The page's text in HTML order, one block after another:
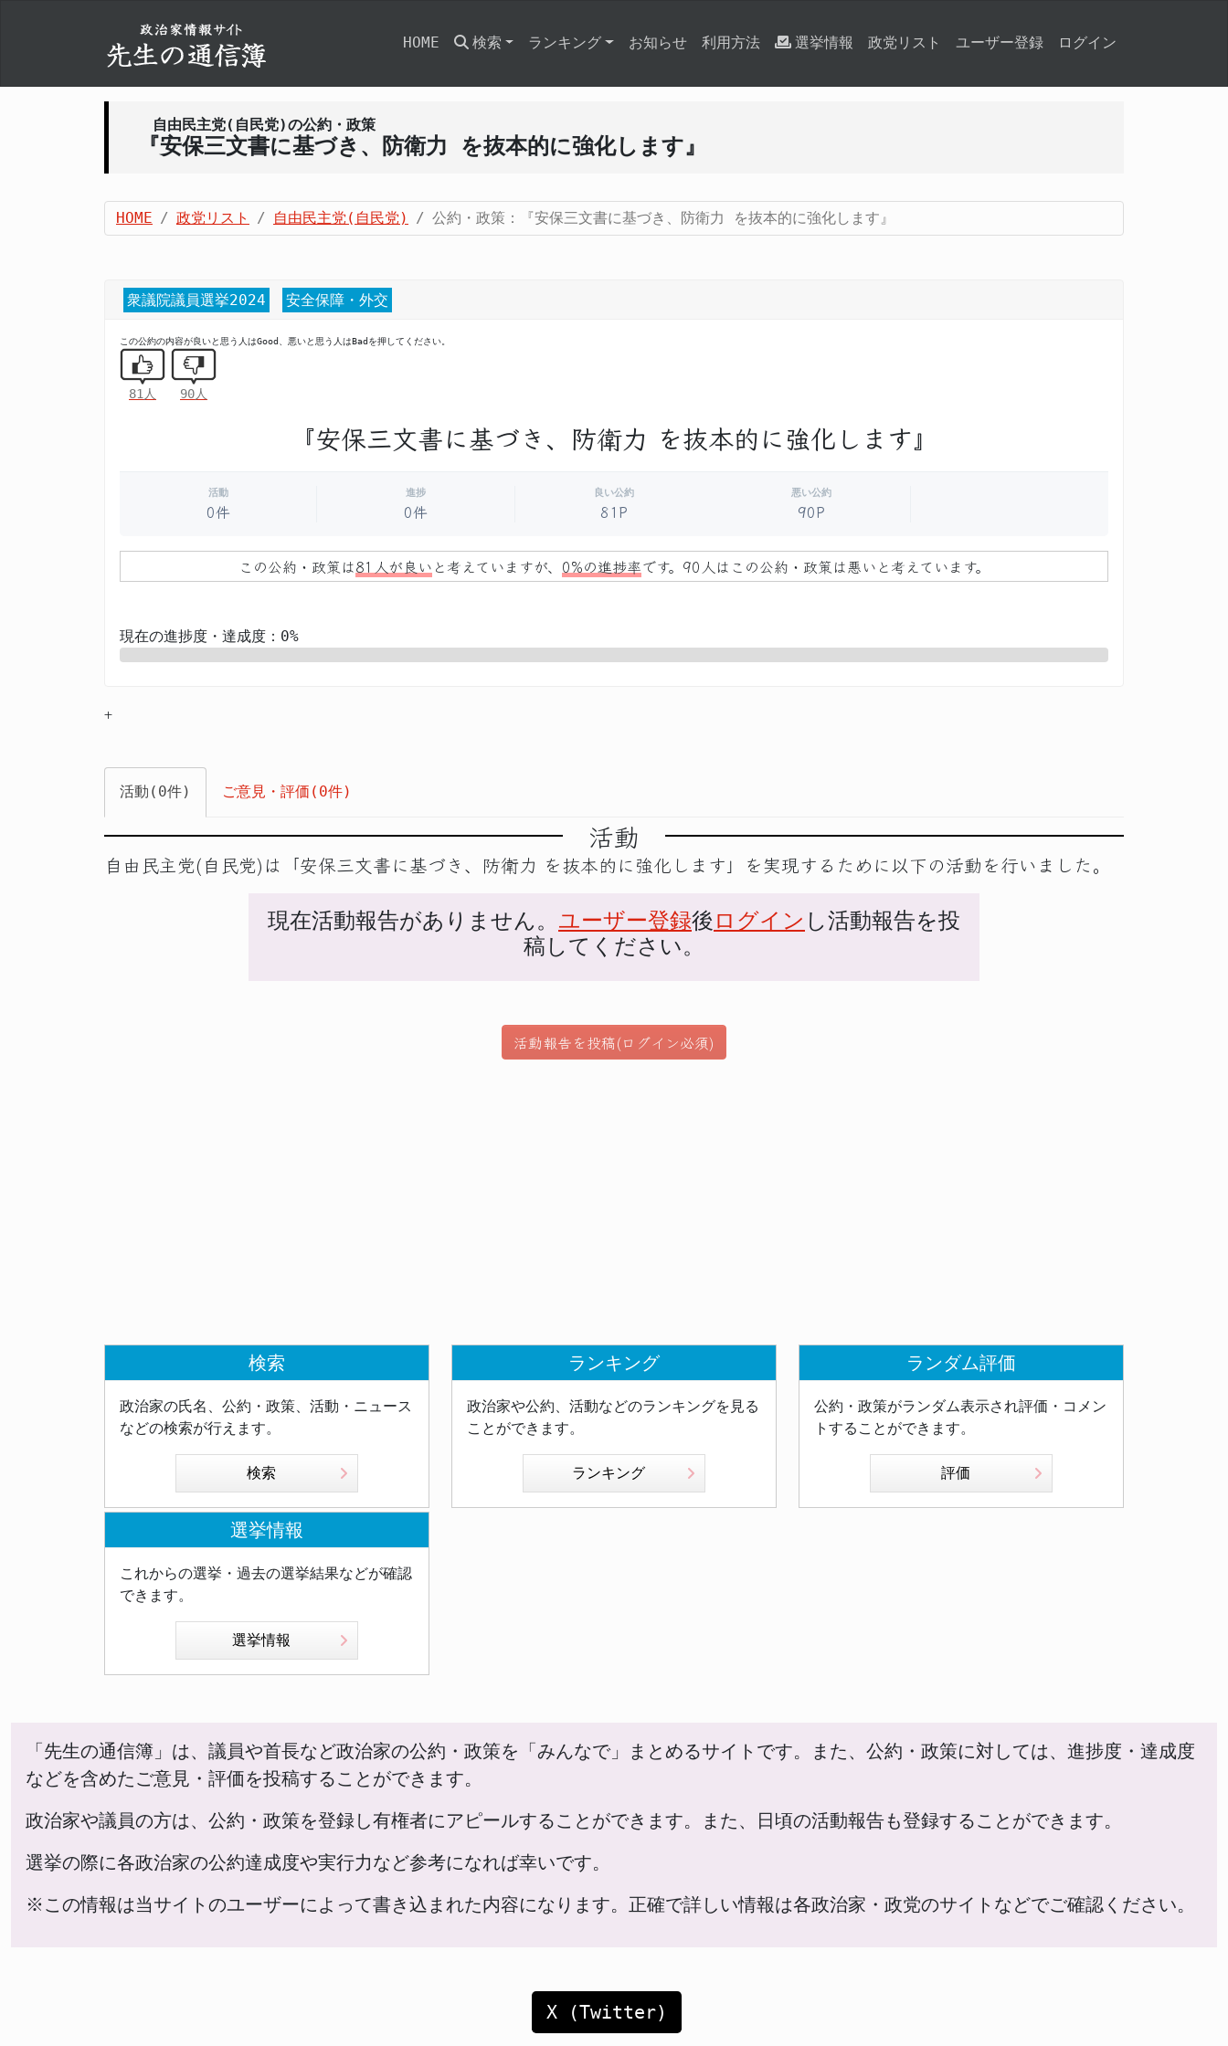
HOME 検索 ランキング お知らせ 利用方法 選挙情報 政党リスト ユーザー登録 ログイン
自由民主党(自民党)の公約・政策
『安保三文書に基づき、防衛力 を抜本的に強化します』
HOME 政党リスト 自由民主党(自民党) 公約・政策：『安保三文書に基づき、防衛力 を抜本的に強化します』
衆議院議員選挙2024 安全保障・外交
この公約の内容が良いと思う人はGood、悪いと思う人はBadを押してください。
81人 90人
『安保三文書に基づき、防衛力 を抜本的に強化します』
活動
0件
進捗
0件
良い公約
81P
悪い公約
90P
この公約・政策は81人が良い と考えていますが、 0%の進捗率です。90人はこの公約・政策は悪いと考えています。
現在の進捗度・達成度：0%
+
活動(0件) ご意見・評価(0件)
活動
自由民主党(自民党)は「安保三文書に基づき、防衛力 を抜本的に強化します」を実現するために以下の活動を行いました。
現在活動報告がありません。 ユーザー登録後 ログイン し活動報告を投
稿してください。
活動報告を投稿(ログイン必須)
検索
政治家の氏名、公約・政策、活動・ニュース
などの検索が行えます。
検索
ランキング
政治家や公約、活動などのランキングを見る
ことができます。
ランキング
ランダム評価
公約・政策がランダム表示され評価・コメン
トすることができます。
評価
選挙情報
これからの選挙・過去の選挙結果などが確認
できます。
選挙情報
「先生の通信簿」は、議員や首長など政治家の公約・政策を「みんなで」まとめるサイトです。また、公約・政策に対しては、進捗度・達成度
などを含めたご意見・評価を投稿することができます。
政治家や議員の方は、公約・政策を登録し有権者にアピールすることができます。また、日頃の活動報告も登録することができます。
選挙の際に各政治家の公約達成度や実行力など参考になれば幸いです。
※この情報は当サイトのユーザーによって書き込まれた内容になります。正確で詳しい情報は各政治家・政党のサイトなどでご確認ください。
X (Twitter)